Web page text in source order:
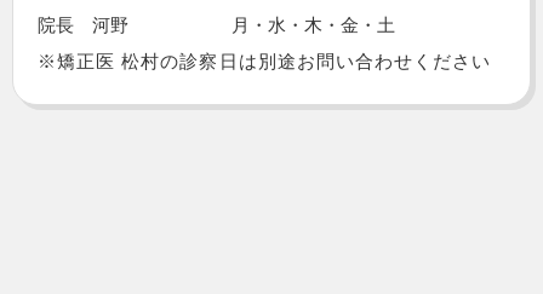
院長 河野
月・水・木・金・土
※矯正医 松村の診察日は別途お問い合わせください